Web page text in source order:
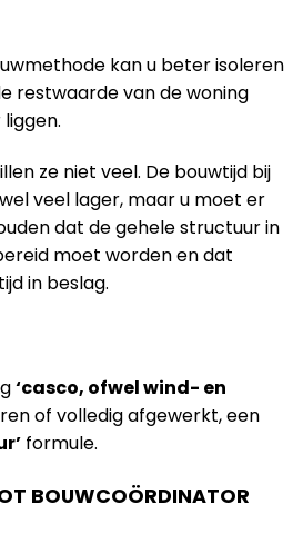
kan u beter isoleren
restwaarde van de woning
ze niet veel. De bouwtijd bij
veel lager, maar u moet er
dat de gehele structuur in
moet worden en dat
in beslag.
‘casco, ofwel wind- en
of volledig afgewerkt, een
formule.
BOUWCOÖRDINATOR